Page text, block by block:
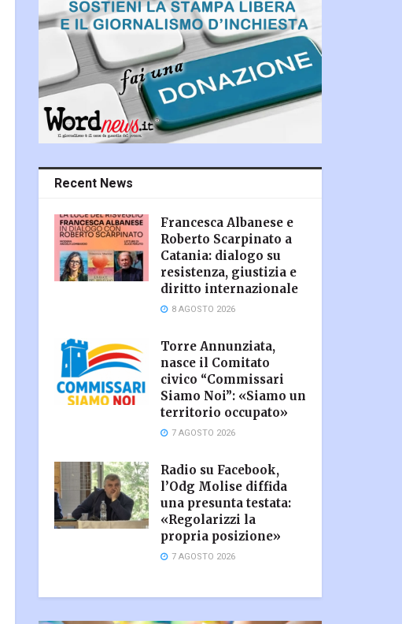
Recent News
Francesca Albanese e
Roberto Scarpinato a
Catania: dialogo su
resistenza, giustizia e
diritto internazionale
8 AGOSTO 2026
Torre Annunziata,
nasce il Comitato
civico “Commissari
Siamo Noi”: «Siamo un
territorio occupato»
7 AGOSTO 2026
Radio su Facebook,
l’Odg Molise diffida
una presunta testata:
«Regolarizzi la
propria posizione»
7 AGOSTO 2026